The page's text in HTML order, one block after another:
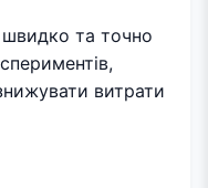
та точно
витрати